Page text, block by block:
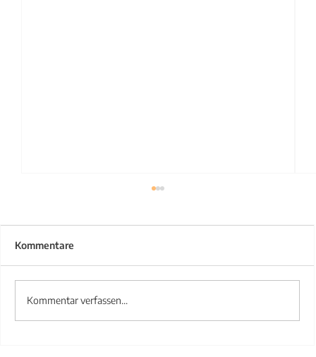
Treppengeländer aus Stahl
Kommentare
Kommentar verfassen...